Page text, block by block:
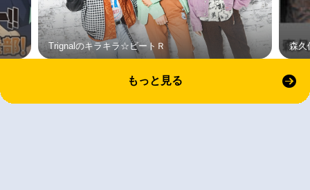
Trignalのキラキラ☆ビートＲ 森久
もっと見る